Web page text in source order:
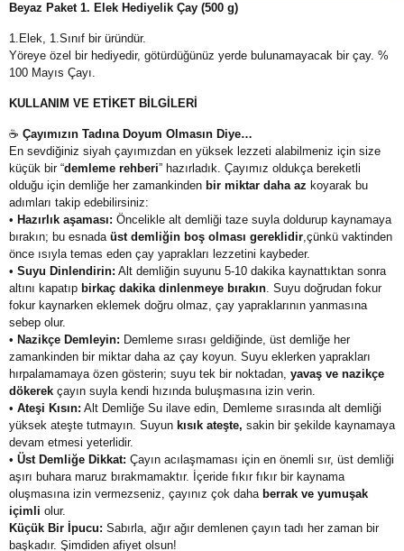
Beyaz Paket 1. Elek Hediyelik Çay (500 g)
1.Elek, 1.Sınıf bir üründür.
Yöreye özel bir hediyedir, götürdüğünüz yerde bulunamayacak bir çay. %
100 Mayıs Çayı.
KULLANIM VE ETİKET BİLGİLERİ
☕ Çayımızın Tadına Doyum Olmasın Diye…
En sevdiğiniz siyah çayımızdan en yüksek lezzeti alabilmeniz için size
küçük bir “demleme rehberi” hazırladık. Çayımız oldukça bereketli
olduğu için demliğe her zamankinden bir miktar daha az koyarak bu
adımları takip edebilirsiniz:
• Hazırlık aşaması: Öncelikle alt demliği taze suyla doldurup kaynamaya
bırakın; bu esnada üst demliğin boş olması gereklidir,çünkü vaktinden
önce ısıyla temas eden çay yaprakları lezzetini kaybeder.
• Suyu Dinlendirin: Alt demliğin suyunu 5-10 dakika kaynattıktan sonra
altını kapatıp birkaç dakika dinlenmeye bırakın. Suyu doğrudan fokur
fokur kaynarken eklemek doğru olmaz, çay yapraklarının yanmasına
sebep olur.
• Nazikçe Demleyin: Demleme sırası geldiğinde, üst demliğe her
zamankinden bir miktar daha az çay koyun. Suyu eklerken yaprakları
hırpalamamaya özen gösterin; suyu tek bir noktadan, yavaş ve nazikçe
dökerek çayın suyla kendi hızında buluşmasına izin verin.
• Ateşi Kısın: Alt Demliğe Su ilave edin, Demleme sırasında alt demliği
yüksek ateşte tutmayın. Suyun kısık ateşte, sakin bir şekilde kaynamaya
devam etmesi yeterlidir.
• Üst Demliğe Dikkat: Çayın acılaşmaması için en önemli sır, üst demliği
aşırı buhara maruz bırakmamaktır. İçeride fıkır fıkır bir kaynama
oluşmasına izin vermezseniz, çayınız çok daha berrak ve yumuşak
içimli olur.
Küçük Bir İpucu: Sabırla, ağır ağır demlenen çayın tadı her zaman bir
başkadır. Şimdiden afiyet olsun!